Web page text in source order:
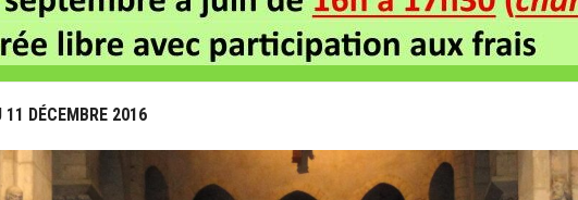
11 DÉCEMBRE 2016